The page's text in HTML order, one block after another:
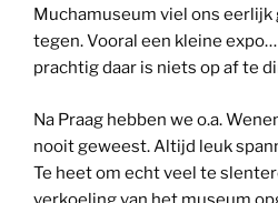
Muchamuseum viel ons
tegen. Vooral een kleine
prachtig daar is niets op af te
Na Praag hebben we o.a.
nooit geweest. Altijd leuk
Te heet om echt veel te